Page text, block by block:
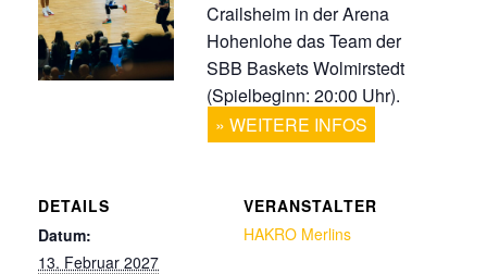
Crailsheim in der Arena
Hohenlohe das Team der
SBB Baskets Wolmirstedt
(Spielbeginn: 20:00 Uhr).
WEITERE INFOS
DETAILS
Datum:
13. Februar 2027
VERANSTALTER
HAKRO Merlins